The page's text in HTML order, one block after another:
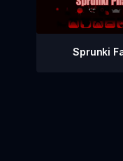
Sprunki